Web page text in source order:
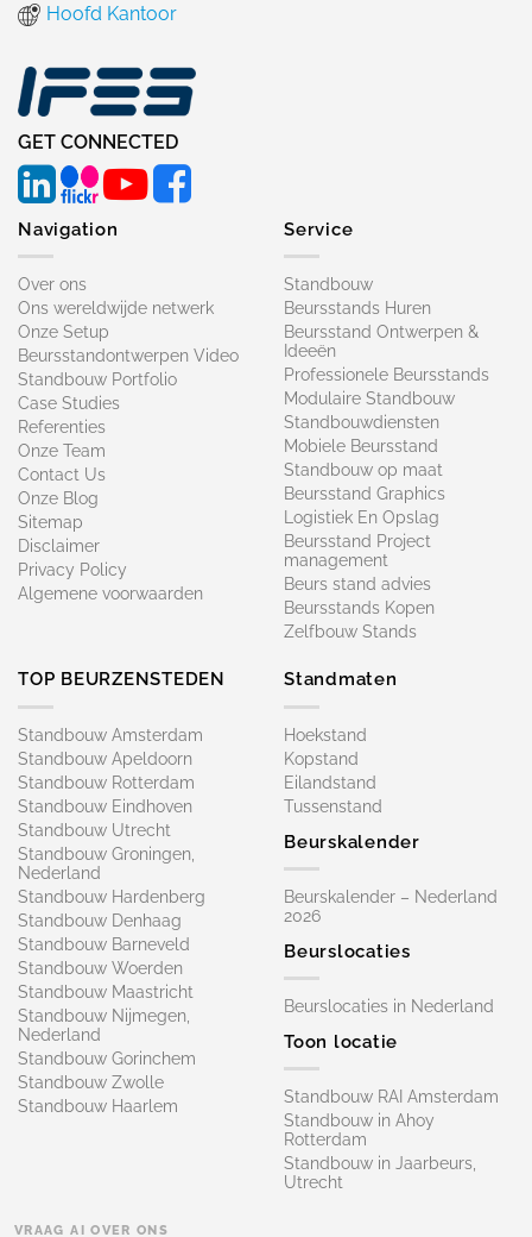
Hoofd Kantoor
GET CONNECTED
Navigation
Over ons
Ons wereldwijde netwerk
Onze Setup
Beursstandontwerpen Video
Standbouw Portfolio
Case Studies
Referenties
Onze Team
Contact Us
Onze Blog
Sitemap
Disclaimer
Privacy Policy
Algemene voorwaarden
Service
Standbouw
Beursstands Huren
Beursstand Ontwerpen &
Ideeën
Professionele Beursstands
Modulaire Standbouw
Standbouwdiensten
Mobiele Beursstand
Standbouw op maat​
Beursstand Graphics
Logistiek En Opslag
Beursstand Project
management
Beurs stand advies
Beursstands Kopen
Zelfbouw Stands
TOP BEURZENSTEDEN
Standbouw Amsterdam
Standbouw Apeldoorn
Standbouw Rotterdam
Standbouw Eindhoven
Standbouw Utrecht
Standbouw Groningen,
Nederland
Standbouw Hardenberg
Standbouw Denhaag
Standbouw Barneveld
Standbouw Woerden
Standbouw Maastricht
Standbouw Nijmegen,
Nederland
Standbouw Gorinchem
Standbouw Zwolle
Standbouw Haarlem
Standmaten
Hoekstand
Kopstand
Eilandstand
Tussenstand
Beurskalender
Beurskalender – Nederland
2026
Beurslocaties
Beurslocaties in Nederland
Toon locatie
Standbouw RAI Amsterdam
Standbouw in Ahoy
Rotterdam
Standbouw in Jaarbeurs,
Utrecht
VRAAG AI OVER ONS